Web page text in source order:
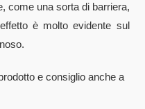
come una sorta di barriera,
è molto evidente sul
e consiglio anche a